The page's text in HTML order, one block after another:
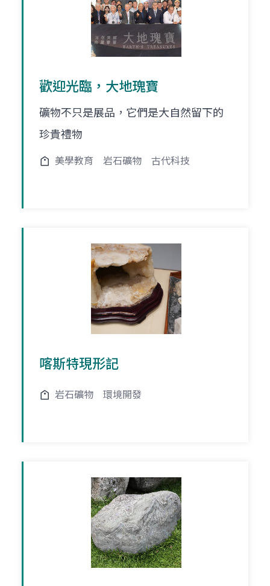
歡迎光臨，大地瑰寶
礦物不只是展品，它們是大自然留下的
珍貴禮物
美學教育 岩石礦物 古代科技
喀斯特現形記
岩石礦物 環境開發